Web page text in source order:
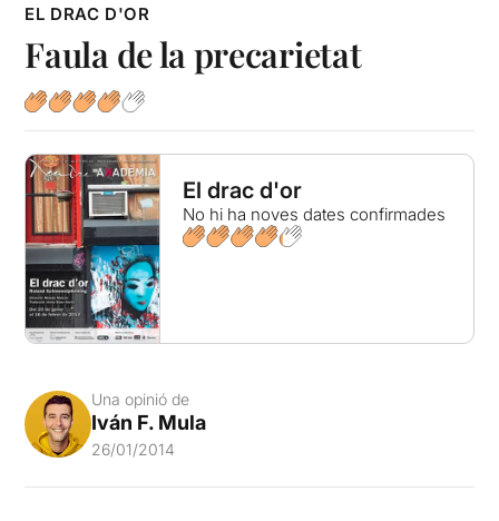
EL DRAC D'OR
Faula de la precarietat
El drac d'or
No hi ha noves dates confirmades
Una opinió de
Iván F. Mula
26/01/2014